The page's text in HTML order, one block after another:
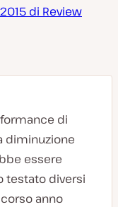
di Review
di
diminuzione
essere
testato diversi
anno